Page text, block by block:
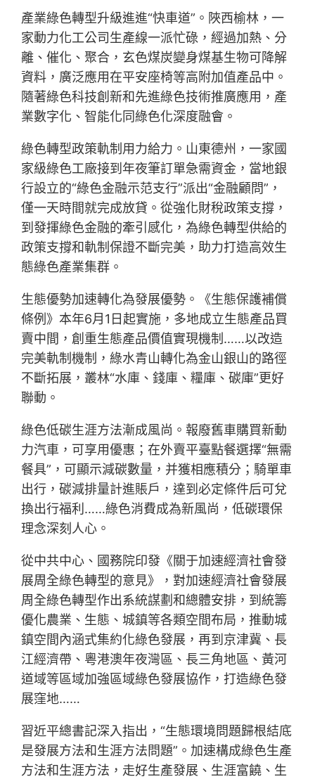
產業綠色轉型升級進進“快車道”。陜西榆林，一
家動力化工公司生產線一派忙碌，經過加熱、分
離、催化、聚合，玄色煤炭變身煤基生物可降解
資料，廣泛應用在平安座椅等高附加值產品中。
隨著綠色科技創新和先進綠色技術推廣應用，產
業數字化、智能化同綠色化深度融會。
綠色轉型政策軌制用力給力。山東德州，一家國
家級綠色工廠接到年夜筆訂單急需資金，當地銀
行設立的“綠色金融示范支行”派出“金融顧問”，
僅一天時間就完成放貸。從強化財稅政策支撐，
到發揮綠色金融的牽引感化，為綠色轉型供給的
政策支撐和軌制保證不斷完美，助力打造高效生
態綠色產業集群。
生態優勢加速轉化為發展優勢。《生態保護補償
條例》本年6月1日起實施，多地成立生態產品買
賣中間，創重生態產品價值實現機制……以改造
完美軌制機制，綠水青山轉化為金山銀山的路徑
不斷拓展，叢林“水庫、錢庫、糧庫、碳庫”更好
聯動。
綠色低碳生涯方法漸成風尚。報廢舊車購買新動
力汽車，可享用優惠；在外賣平臺點餐選擇“無需
餐具”，可顯示減碳數量，并獲相應積分；騎單車
出行，碳減排量計進賬戶，達到必定條件后可兌
換出行福利……綠色消費成為新風尚，低碳環保
理念深刻人心。
從中共中心、國務院印發《關于加速經濟社會發
展周全綠色轉型的意見》，對加速經濟社會發展
周全綠色轉型作出系統謀劃和總體安排，到統籌
優化農業、生態、城鎮等各類空間布局，推動城
鎮空間內涵式集約化綠色發展，再到京津冀、長
江經濟帶、粵港澳年夜灣區、長三角地區、黃河
道域等區域加強區域綠色發展協作，打造綠色發
展窪地……
習近平總書記深入指出，“生態環境問題歸根結底
是發展方法和生涯方法問題”。加速構成綠色生產
方法和生涯方法，走好生產發展、生涯富饒、生